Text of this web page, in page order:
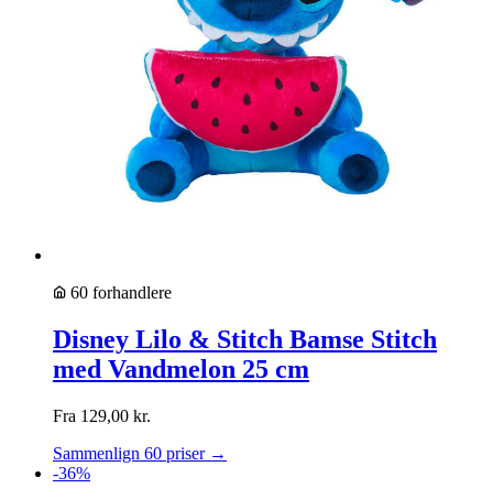
60 forhandlere
Disney Lilo & Stitch Bamse Stitch
med Vandmelon 25 cm
Fra 129,00 kr.
Sammenlign 60 priser →
-36%